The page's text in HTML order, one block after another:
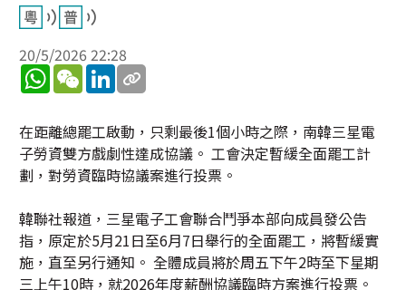
20/5/2026 22:28
WhatsApp
WeChatLinkedIn
在距離總罷工啟動，只剩最後1個小時之際，南韓三星電
子勞資雙方戲劇性達成協議。 工會決定暫緩全面罷工計
劃，對勞資臨時協議案進行投票。
韓聯社報道，三星電子工會聯合鬥爭本部向成員發公告
指，原定於5月21日至6月7日舉行的全面罷工，將暫緩實
施，直至另行通知。 全體成員將於周五下午2時至下星期
三上午10時，就2026年度薪酬協議臨時方案進行投票。